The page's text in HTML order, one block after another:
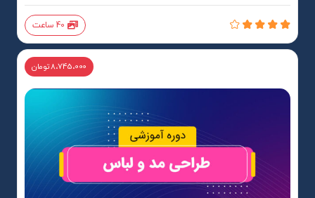
40 ساعت
8،745،000 تومان